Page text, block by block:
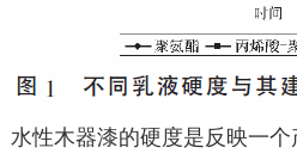
水性木器漆的硬度是反映一